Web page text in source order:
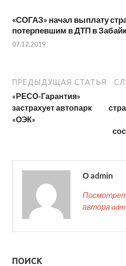
«СОГАЗ» начал выплату
потерпевшим в ДТП в
07.12.2019
ПРЕДЫДУЩАЯ СТАТЬЯ
«РЕСО-Гарантия»
застрахует автопарк
«ОЭК»
О admin
автора
ПОИСК